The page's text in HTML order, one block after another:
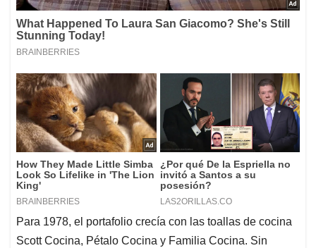
Para 1978, el portafolio crecía con las toallas de cocina
Scott Cocina, Pétalo Cocina y Familia Cocina. Sin